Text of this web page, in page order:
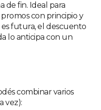
de fin. Ideal para
con principio y
es futura, el descuento
lo anticipa con un
combinar varios
vez):